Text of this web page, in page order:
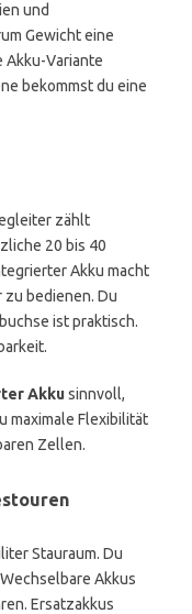
und
Gewicht eine
Akku-Variante
bekommst du eine
zählt
20 bis 40
Akku macht
bedienen. Du
ist praktisch.
Akkusinnvoll,
maximale Flexibilität
Zellen.
Stauraum. Du
Akkus
Ersatzakkus